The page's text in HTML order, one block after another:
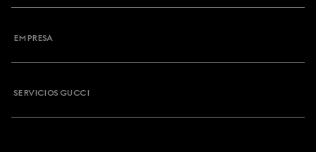
EMPRESA
SERVICIOS GUCCI